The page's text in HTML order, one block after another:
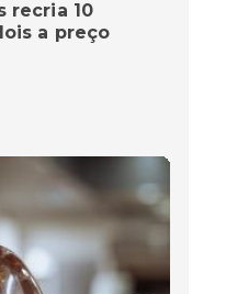
recria 10
a preço